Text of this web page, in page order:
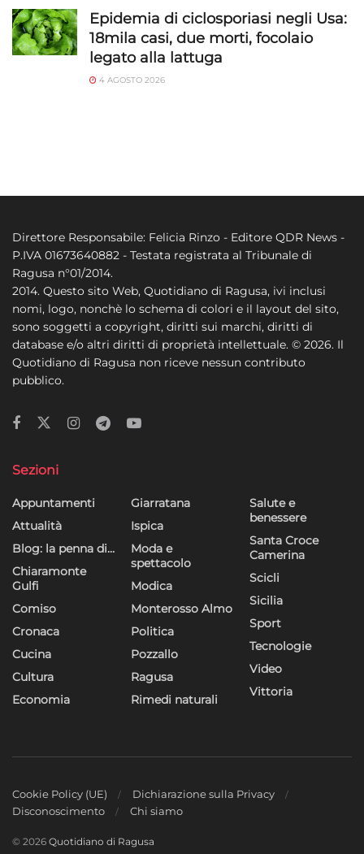
Epidemia di ciclosporiasi negli Usa:
18mila casi, due morti, focolaio
legato alla lattuga
4 AGOSTO 2026
Direttore Responsabile: Felicia Rinzo - Editore QDR News -
P.IVA 01673640882 - Testata registrata al Tribunale di
Ragusa n°01/2014.
2014. Questo sito Web, Quotidiano di Ragusa, ivi inclusi
nomi, logo, nonchè lo schema di colori e il layout del sito,
sono soggetti a copyright, diritti sui marchi, diritti di
database e/o altri diritti di proprietà intellettuale. © 2026. Il
Quotidiano di Ragusa non riceve nessun contributo
pubblico.
Sezioni
Appuntamenti
Attualità
Blog: la penna di…
Chiaramonte
Gulfi
Comiso
Cronaca
Cucina
Cultura
Economia
Giarratana
Ispica
Moda e
spettacolo
Modica
Monterosso Almo
Politica
Pozzallo
Ragusa
Rimedi naturali
Salute e
benessere
Santa Croce
Camerina
Scicli
Sicilia
Sport
Tecnologie
Video
Vittoria
Cookie Policy (UE)
Dichiarazione sulla Privacy
Disconoscimento
Chi siamo
© 2026 Quotidiano di Ragusa